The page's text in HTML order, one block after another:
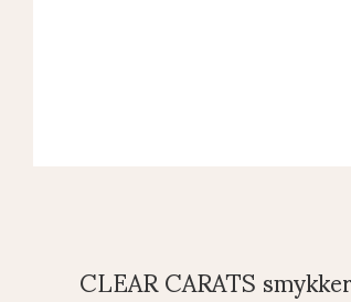
CLEAR CARATS